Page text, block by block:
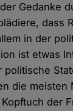
Gedanke
dass
in der
ist etwas
die meisten
der